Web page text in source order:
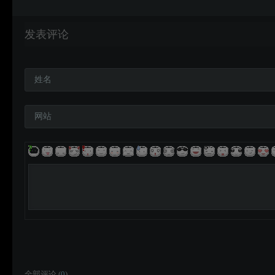
发表评论
姓名
网站